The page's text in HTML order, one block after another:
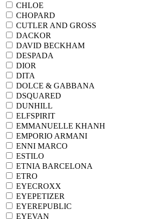
CHLOE
CHOPARD
CUTLER AND GROSS
DACKOR
DAVID BECKHAM
DESPADA
DIOR
DITA
DOLCE & GABBANA
DSQUARED
DUNHILL
ELFSPIRIT
EMMANUELLE KHANH
EMPORIO ARMANI
ENNI MARCO
ESTILO
ETNIA BARCELONA
ETRO
EYECROXX
EYEPETIZER
EYEREPUBLIC
EYEVAN